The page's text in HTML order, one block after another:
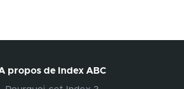
propos de Index ABC